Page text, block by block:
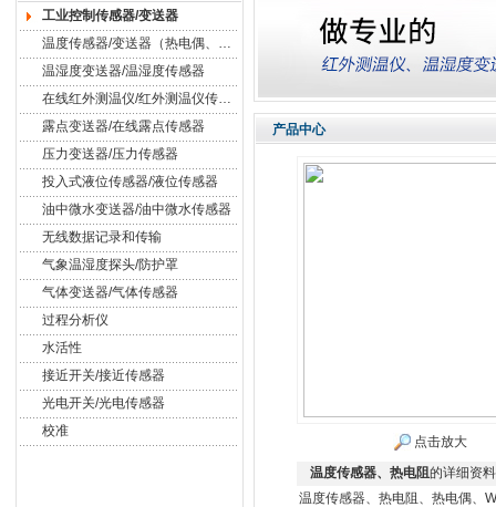
工业控制传感器/变送器
温度传感器/变送器（热电偶、热电阻）
温湿度变送器/温湿度传感器
在线红外测温仪/红外测温仪传感器
露点变送器/在线露点传感器
压力变送器/压力传感器
投入式液位传感器/液位传感器
油中微水变送器/油中微水传感器
无线数据记录和传输
气象温湿度探头/防护罩
气体变送器/气体传感器
过程分析仪
水活性
接近开关/接近传感器
光电开关/光电传感器
校准
产品中心
点击放大
温度传感器、热电阻的详细资
温度传感器、热电阻、热电偶、